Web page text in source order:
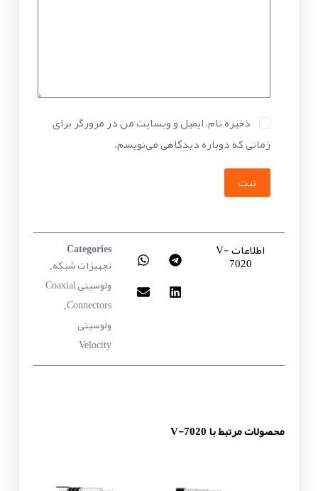
ذخیره نام، ایمیل و وبسایت من در مرورگر برای
زمانی که دوباره دیدگاهی می‌نویسم.
ثبت
اطلاعات V-
7020
Categories
تجهیزات شبکه,
ولوسیتی Coaxial
Connectors
,
ولوسیتی
Velocity
محصولات مرتبط با V-7020